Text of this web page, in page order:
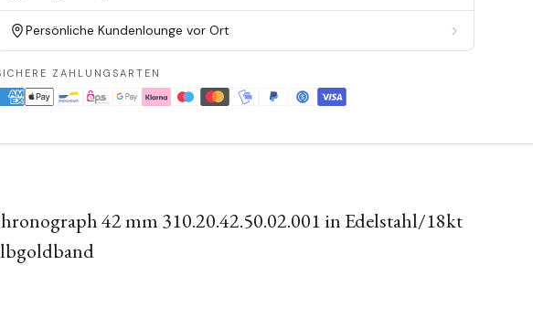
Persönliche Kundenlounge vor Ort
ZAHLUNGSARTEN
42 mm 310.20.42.50.02.001 in Edelstahl/18kt